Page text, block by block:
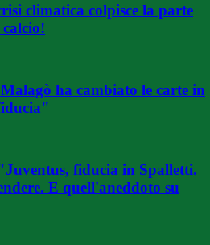
climatica colpisce la parte
ha cambiato le carte in
fiducia in Spalletti.
E quell'aneddoto su